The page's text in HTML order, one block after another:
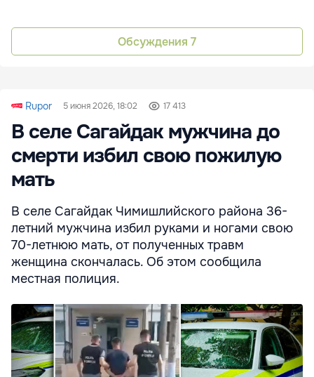
Обсуждения 7
Rupor 5 июня 2026, 18:02 17 413
В селе Сагайдак мужчина до
смерти избил свою пожилую
мать
В селе Сагайдак Чимишлийского района 36-
летний мужчина избил руками и ногами свою
70-летнюю мать, от полученных травм
женщина скончалась. Об этом сообщила
местная полиция.